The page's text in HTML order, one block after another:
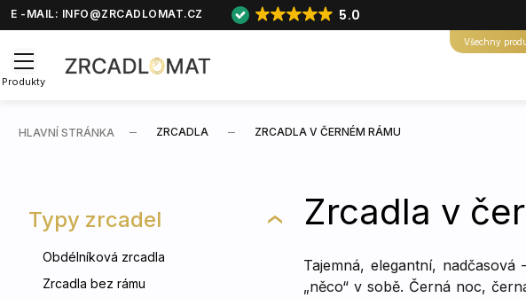
E -MAIL: INFO@ZRCADLOMAT.CZ 5.0
Všechny
Produkty
HLAVNÍ STRÁNKA ZRCADLA ZRCADLA V ČERNÉM RÁMU
Typy zrcadel
Obdélníková zrcadla
Zrcadla bez rámu
Zrcadla v
Tajemná, elegantní,
„něco“ v sobě. Černá noc,